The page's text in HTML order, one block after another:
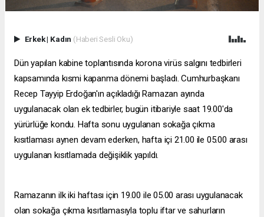
Erkek| Kadın (Haberi Sesli Oku)
Dün yapılan kabine toplantısında korona virüs salgını tedbirleri
kapsamında kısmi kapanma dönemi başladı. Cumhurbaşkanı
Recep Tayyip Erdoğan'ın açıkladığı Ramazan ayında
uygulanacak olan ek tedbirler, bugün itibariyle saat 19.00'da
yürürlüğe kondu. Hafta sonu uygulanan sokağa çıkma
kısıtlaması aynen devam ederken, hafta içi 21.00 ile 05.00 arası
uygulanan kısıtlamada değişiklik yapıldı.
Ramazanın ilk iki haftası için 19.00 ile 05.00 arası uygulanacak
olan sokağa çıkma kısıtlamasıyla toplu iftar ve sahurların